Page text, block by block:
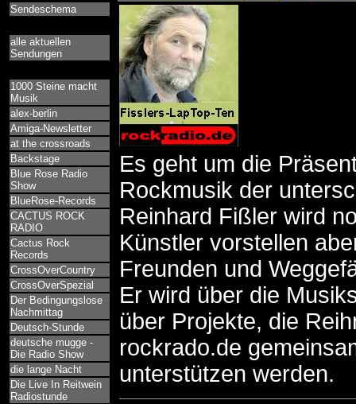
Sendeschema
alle aktuellen
Sendungen
1000 Steine macht
Musik
alex-berlin
Amiga-Newsletter
at the crossroads
Backstage
Blue Rose Radio
Show
BlueRose-Records
CACTUS ROCK
RADIO
Cactus Rock
Records
CrossOverCountry
CrossOverSpezial
Der Bedingungslose
Nachmittag
Deutsch-Stunde
deutsche mugge -
Die Radio Show
die lange Nacht
Die Live In Reitwein
Radiostunde
Es geht um die
Rockmusik der
Reinhard Fißler wird
Künstler vorstellen
Freunden und
Er wird über die
über Projekte, die
rockrado.de
unterstützen werden.